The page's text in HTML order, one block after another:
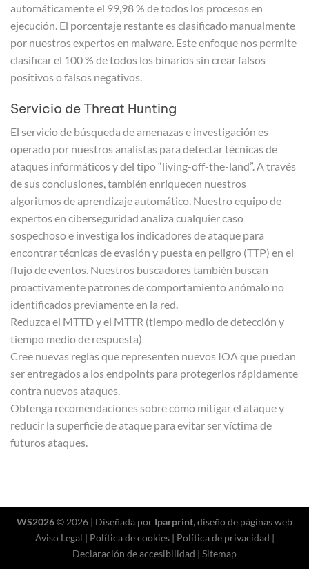
automáticamente el 99,98 % de todos los procesos en
ejecución. El porcentaje restante es clasificado manualmente
por nuestros expertos en malware. Este enfoque nos permite
clasificar el 100 % de todos los binarios sin crear falsos
positivos o falsos negativos.
Servicio de Threat Hunting
El servicio de búsqueda de amenazas e investigación es
operado por nuestros analistas para detectar técnicas de
ataques informáticos y del tipo “living-off-the-land”. A través
de sus conclusiones, también enriquecen nuestros
algoritmos de aprendizaje automático. Nuestro equipo de
expertos en ciberseguridad analiza cualquier caso
sospechoso e investiga los indicadores de ataque para
encontrar técnicas de evasión y puesta en peligro (TTP) en el
flujo de eventos. Nuestros buscadores también buscan
proactivamente patrones de comportamiento anómalo no
identificados previamente en la red.
Reduzca el MTTD y el MTTR (tiempo medio de detección y
tiempo medio de respuesta)
Cree nuevas reglas que representen nuevos IOA que puedan
ser entregados a los endpoints para protegerlos rápidamente
contra nuevos ataques.
Obtenga recomendaciones sobre cómo mitigar el ataque y
reducir la superficie de ataque para evitar ser víctima de
futuros ataques.
WS2026© 2026 | Diseñada por Iparprint, diseño de páginas web
Aviso Legal | Política de cookies| Política de privacidad |
Declaración de accesibilidad | Sitemap